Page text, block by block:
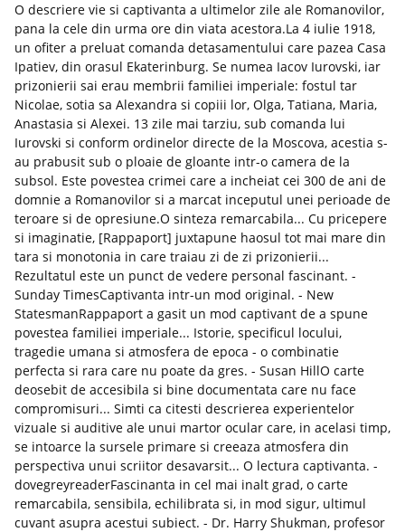
O descriere vie si captivanta a ultimelor zile ale Romanovilor,
pana la cele din urma ore din viata acestora.La 4 iulie 1918,
un ofiter a preluat comanda detasamentului care pazea Casa
Ipatiev, din orasul Ekaterinburg. Se numea Iacov Iurovski, iar
prizonierii sai erau membrii familiei imperiale: fostul tar
Nicolae, sotia sa Alexandra si copiii lor, Olga, Tatiana, Maria,
Anastasia si Alexei. 13 zile mai tarziu, sub comanda lui
Iurovski si conform ordinelor directe de la Moscova, acestia s-
au prabusit sub o ploaie de gloante intr-o camera de la
subsol. Este povestea crimei care a incheiat cei 300 de ani de
domnie a Romanovilor si a marcat inceputul unei perioade de
teroare si de opresiune.O sinteza remarcabila... Cu pricepere
si imaginatie, [Rappaport] juxtapune haosul tot mai mare din
tara si monotonia in care traiau zi de zi prizonierii...
Rezultatul este un punct de vedere personal fascinant. -
Sunday TimesCaptivanta intr-un mod original. - New
StatesmanRappaport a gasit un mod captivant de a spune
povestea familiei imperiale... Istorie, specificul locului,
tragedie umana si atmosfera de epoca - o combinatie
perfecta si rara care nu poate da gres. - Susan HillO carte
deosebit de accesibila si bine documentata care nu face
compromisuri... Simti ca citesti descrierea experientelor
vizuale si auditive ale unui martor ocular care, in acelasi timp,
se intoarce la sursele primare si creeaza atmosfera din
perspectiva unui scriitor desavarsit... O lectura captivanta. -
dovegreyreaderFascinanta in cel mai inalt grad, o carte
remarcabila, sensibila, echilibrata si, in mod sigur, ultimul
cuvant asupra acestui subiect. - Dr. Harry Shukman, profesor